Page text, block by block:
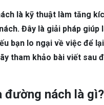
là kỹ thuật làm tăng
Đây là giải pháp
bạn lo ngại về việc để
tham khảo bài viết
đường nách là gì?